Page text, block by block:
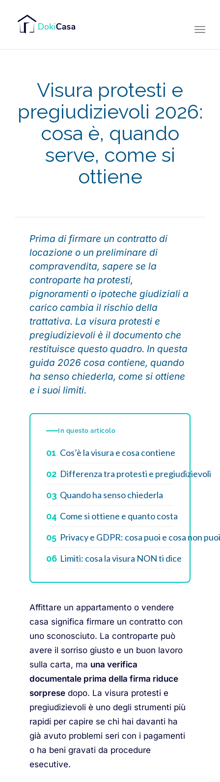
Visura protesti e
pregiudizievoli 2026:
cosa è, quando
serve, come si
ottiene
Prima di firmare un contratto di
locazione o un preliminare di
compravendita, sapere se la
controparte ha protesti,
pignoramenti o ipoteche giudiziali a
carico cambia il rischio della
trattativa. La visura protesti e
pregiudizievoli è il documento che
restituisce questo quadro. In questa
guida 2026 cosa contiene, quando
ha senso chiederla, come si ottiene
e i suoi limiti.
In questo articolo
01 Cos’è la visura e cosa contiene
02 Differenza tra protesti e pregiudizievoli
03 Quando ha senso chiederla
04 Come si ottiene e quanto costa
05 Privacy e GDPR: cosa puoi e cosa non
06 Limiti: cosa la visura NON ti dice
Affittare un appartamento o vendere
casa significa firmare un contratto con
uno sconosciuto. La controparte può
avere il sorriso giusto e un buon lavoro
sulla carta, ma una verifica
documentale prima della firma riduce
sorprese dopo. La visura protesti e
pregiudizievoli è uno degli strumenti più
rapidi per capire se chi hai davanti ha
già avuto problemi seri con i pagamenti
o ha beni gravati da procedure
esecutive.